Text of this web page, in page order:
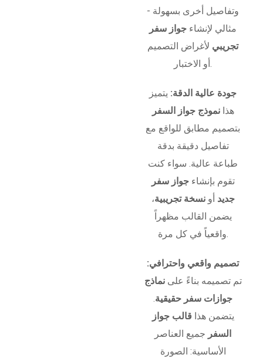
وتفاصيل أخرى بسهولة -
مثالي لإنشاء جواز سفر
تجريبي لأغراض التصميم
أو الاختبار.
جودة عالية الدقة: يتميز
هذانموذج جواز السفر
بتصميم مطابق للواقع مع
تفاصيل دقيقة بدقة
طباعة عالية. سواء كنت
تقوم بإنشاءجواز سفر
جديد أونسخة تجريبية،
يضمن القالب مظهراً
واقعياً في كل مرة.
تصميم واقعي واحترافي:
تم تصميمه بناءً علىنماذج
جوازات سفر حقيقية.
يتضمن هذا قالب جواز
السفر جميع العناصر
الأساسية: الصورة